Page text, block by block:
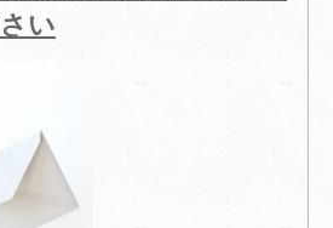
い